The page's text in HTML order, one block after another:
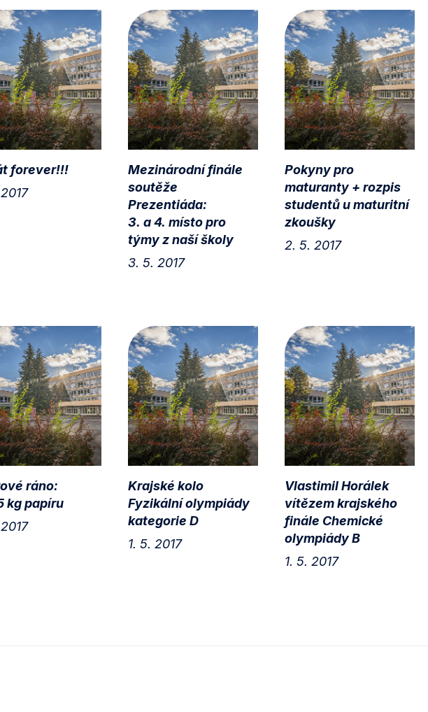
forever!!!
Mezinárodní finále
soutěže
Prezentiáda:
3. a 4. místo pro
týmy z naší školy
3. 5. 2017
Pokyny pro
maturanty + rozpis
studentů u maturitní
zkoušky
2. 5. 2017
ráno:
kg papíru
Krajské kolo
Fyzikální olympiády
kategorie D
1. 5. 2017
Vlastimil Horálek
vítězem krajského
finále Chemické
olympiády B
1. 5. 2017